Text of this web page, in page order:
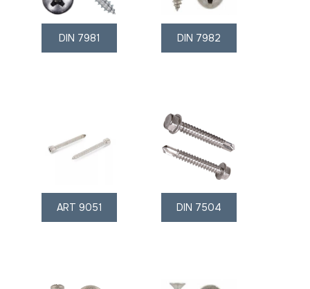
DIN 7981 DIN 7982
ART 9051 DIN 7504